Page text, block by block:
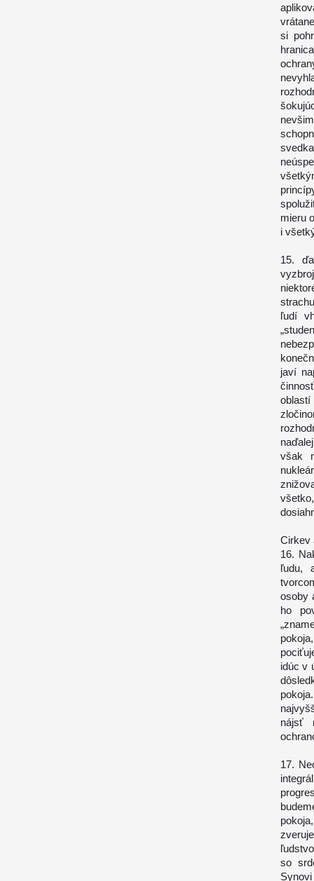
si
mieru
i
15.
ľudí
javí
však
Cirkev
16.
ľudu,
osoby
ho
idúc v
nájsť
17.
so